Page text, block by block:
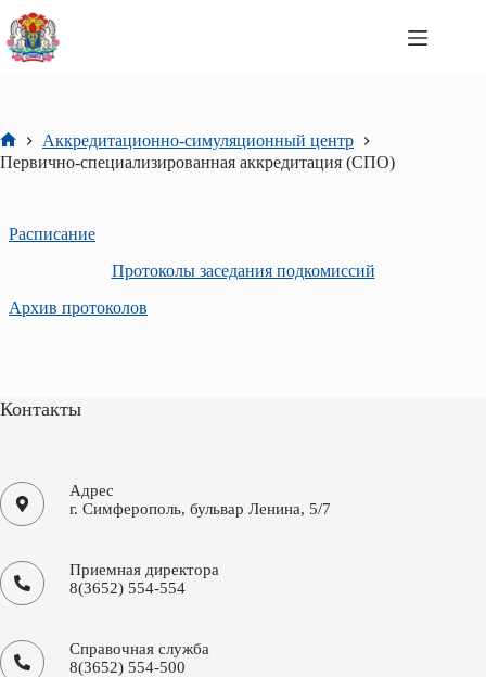
Перейти
сути
Главная
Аккредитационно-симуляционный центр
Первично-специализированная аккредитация (СПО)
Расписание
Протоколы заседания подкомиссий
Архив протоколов
Контакты
Адрес
г. Симферополь, бульвар Ленина, 5/7
Приемная директора
8(3652) 554-554
Справочная служба
8(3652) 554-500